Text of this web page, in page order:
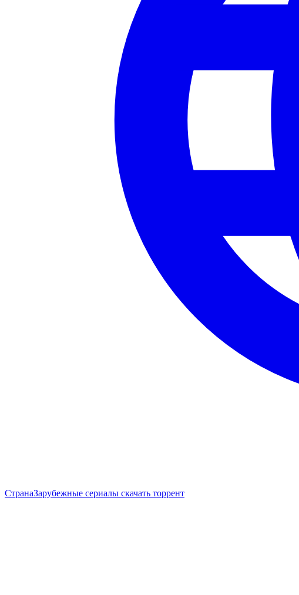
СтранаЗарубежные сериалы скачать торрент